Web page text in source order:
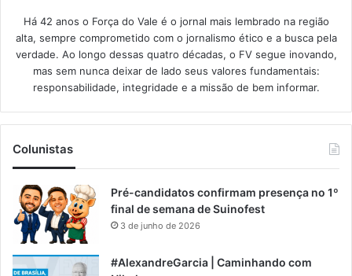
Há 42 anos o Força do Vale é o jornal mais lembrado na região
alta, sempre comprometido com o jornalismo ético e a busca pela
verdade. Ao longo dessas quatro décadas, o FV segue inovando,
mas sem nunca deixar de lado seus valores fundamentais:
responsabilidade, integridade e a missão de bem informar.​
Colunistas
Pré-candidatos confirmam presença no 1º
final de semana de Suinofest
3 de junho de 2026
#AlexandreGarcia | Caminhando com